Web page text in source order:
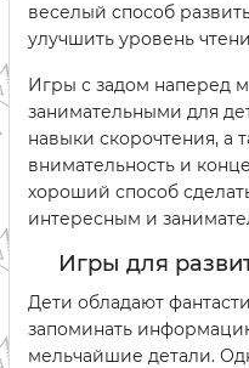
веселый способ
улучшить уровень
Игры с задом наперед
занимательными для
навыки скорочтения, а
внимательность и
хороший способ
интересным и
Игры для
Дети обладают
запоминать
мельчайшие детали.